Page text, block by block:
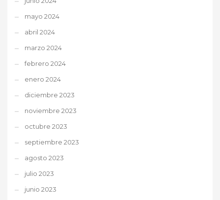
mayo 2024
abril 2024
marzo 2024
febrero 2024
enero 2024
diciembre 2023
noviembre 2023
octubre 2023
septiembre 2023
agosto 2023
julio 2023
junio 2023